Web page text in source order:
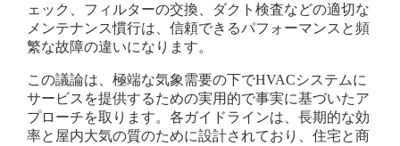
ェック、フィルターの交換、ダクト検査などの適切な
メンテナンス慣行は、信頼できるパフォーマンスと頻
繁な故障の違いになります。
この議論は、極端な気象需要の下でHVACシステムに
サービスを提供するための実用的で事実に基づいたア
プローチを取ります。各ガイドラインは、長期的な効
率と屋内大気の質のために設計されており、住宅と商